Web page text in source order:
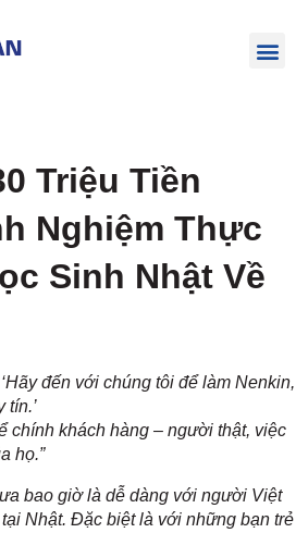
Triệu Tiền
Nghiệm Thực
Sinh Nhật Về
đến với chúng tôi để làm Nenkin,
tín.’
chính khách hàng – người thật, việc
họ.”
bao giờ là dễ dàng với người Việt
Nhật. Đặc biệt là với những bạn trẻ